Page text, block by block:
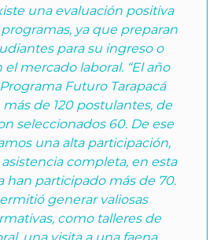
una evaluación positiva
ya que preparan
para su ingreso o
mercado laboral. “El año
Futuro Tarapacá
de 120 postulantes, de
seleccionados 60. De ese
una alta participación,
completa, en esta
han participado más de 70.
generar valiosas
como talleres de
una visita a una faena